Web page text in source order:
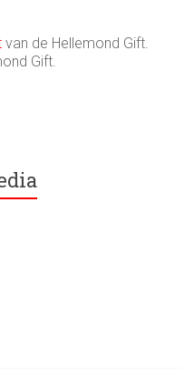
van de Hellemond Gift.
Gift.